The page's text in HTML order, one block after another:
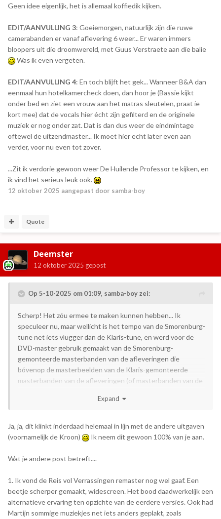
Geen idee eigenlijk, het is allemaal koffiedik kijken.
EDIT/AANVULLING 3: Goeiemorgen, natuurlijk zijn die ruwe
camerabanden er vanaf aflevering 6 weer... Er waren immers
bloopers uit die droomwereld, met Guus Verstraete aan die balie
Was ik even vergeten.
EDIT/AANVULLING 4: En toch blijft het gek... Wanneer B&A dan
eenmaal hun hotelkamercheck doen, dan hoor je (Bassie kijkt
onder bed en ziet een vrouw aan het matras sleutelen, praat ie
kort mee) dat de vocals hier écht zijn gefilterd en de originele
muziek er nog onder zat. Dat is dan dus weer de eindmintage
oftewel de uitzendmaster... Ik moet hier echt later even aan
verder, voor nu even tot zover.
...Zit ik verdorie gewoon weer De Huilende Professor te kijken, en
ik vind het serieus leuk ook.
12 oktober 2025 aangepast door samba-boy
Quote
Deemster
12 oktober 2025 gepost
Op 5-10-2025 om 01:09, samba-boy zei:
Scherp! Het zóu ermee te maken kunnen hebben... Ik
speculeer nu, maar wellicht is het tempo van de Smorenburg-
tune net iets vlugger dan de Klaris-tune, en werd voor de
DVD-master gebruik gemaakt van de Smorenburg-
gemonteerde masterbanden van de afleveringen die
bóvenop de masterbeelden van de Klaris-gemonteerde
masterbanden van de afleveringen (of masterbanden van de
simpel: de Smorenburg-gemonteerde masterbanden heeft
van de spraak, waar dat bij de oude masters nog er strak
onder staat. Om dan bij edits makkelijk een audiotune weg te
er andere muziek terug onder plakken.
Dikke theorie, en ik hoop dat je me kan volgen. Zou wel de
werkwijze van dus ook de Kroon enigszins strak blijven
volgen.
Expand
Ja, ja, dit klinkt inderdaad helemaal in lijn met de andere uitgaven
(voornamelijk de Kroon)
Ik neem dit gewoon 100% van je aan.
Wat je andere post betreft....
1. Ik vond de Reis vol Verrassingen remaster nog wel gaaf. Een
beetje scherper gemaakt, widescreen. Het bood daadwerkelijk een
alternatieve ervaring ten opzichte van de eerdere versies. Ook had
Martijn sommige muziekjes net iets anders geplakt, zoals